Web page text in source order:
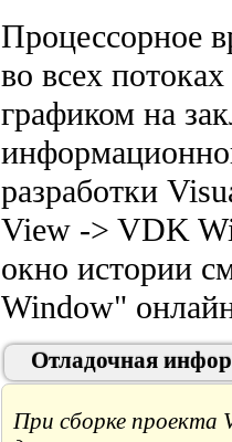
Процессорное
во всех
графиком на
разработки
View -> VDK
окно истории
Window"
Отладочная
При сборке проекта